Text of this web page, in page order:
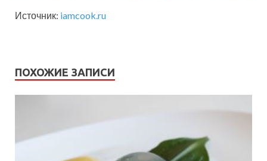
Источник: iamcook.ru
ПОХОЖИЕ ЗАПИСИ